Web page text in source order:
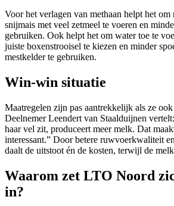
Voor het verlagen van methaan helpt het om
snijmais met veel zetmeel te voeren en
gebruiken. Ook helpt het om water toe te
juiste boxenstrooisel te kiezen en minder
mestkelder te gebruiken.
Win-win situatie
Maatregelen zijn pas aantrekkelijk als ze
Deelnemer Leendert van Staalduijnen
haar vel zit, produceert meer melk. Dat
interessant.” Door betere ruwvoerkwaliteit
daalt de uitstoot én de kosten, terwijl de
Waarom zet LTO Noord
in?